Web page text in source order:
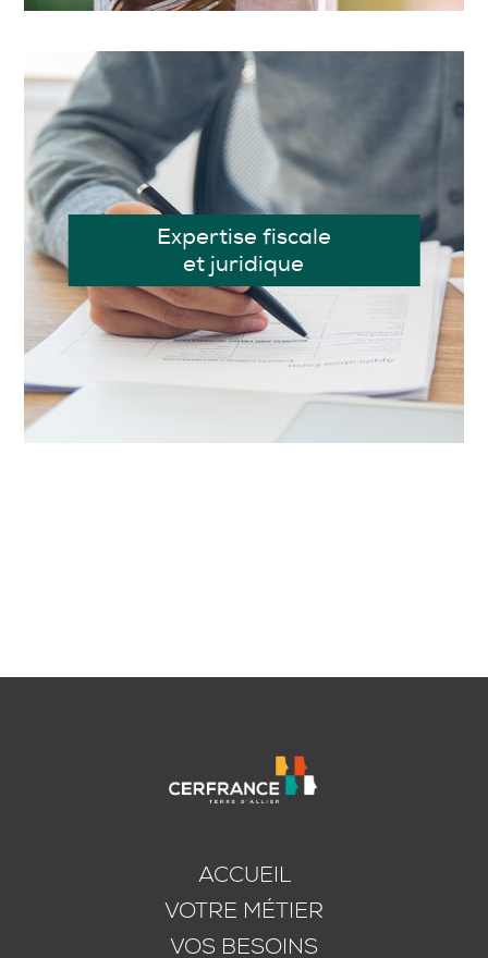
Expertise fiscale
et juridique
ACCUEIL
VOTRE MÉTIER
VOS BESOINS